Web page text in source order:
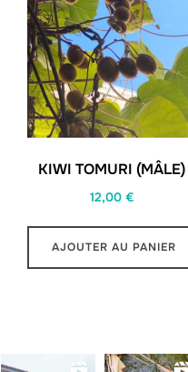
KIWI TOMURI (MÂLE)
12,00 €
AJOUTER AU PANIER